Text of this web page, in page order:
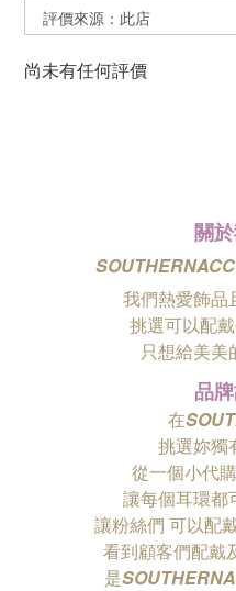
尚未有任何評價
關
SOUTHERNACC
我們熱愛飾品
挑選可以配
只想給美美
品
在
挑選妳獨
從一個小代
讓每個耳環都
讓粉絲們 可以配
看到顧客們配戴
是